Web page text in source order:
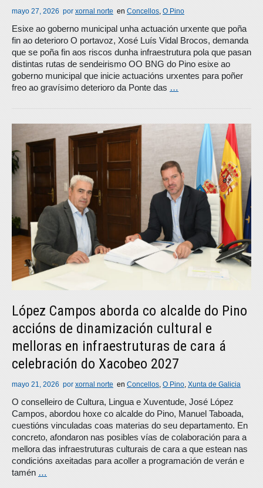
mayo 27, 2026 por xornal norte en Concellos, O Pino
Esixe ao goberno municipal unha actuación urxente que poña
fin ao deterioro O portavoz, Xosé Luís Vidal Brocos, demanda
que se poña fin aos riscos dunha infraestrutura pola que pasan
distintas rutas de sendeirismo OO BNG do Pino esixe ao
goberno municipal que inicie actuacións urxentes para poñer
freo ao gravísimo deterioro da Ponte das …
López Campos aborda co alcalde do Pino
accións de dinamización cultural e
melloras en infraestruturas de cara á
celebración do Xacobeo 2027
mayo 21, 2026 por xornal norte en Concellos, O Pino, Xunta de Galicia
O conselleiro de Cultura, Lingua e Xuventude, José López
Campos, abordou hoxe co alcalde do Pino, Manuel Taboada,
cuestións vinculadas coas materias do seu departamento. En
concreto, afondaron nas posibles vías de colaboración para a
mellora das infraestruturas culturais de cara a que estean nas
condicións axeitadas para acoller a programación de verán e
tamén …